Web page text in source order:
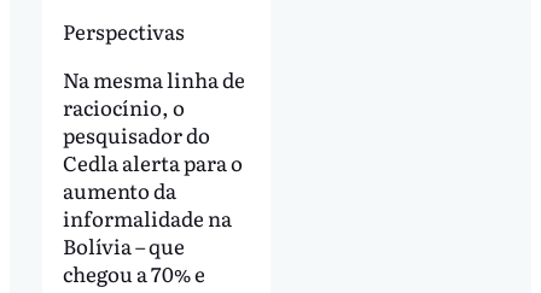
Perspectivas
Na mesma linha de
raciocínio, o
pesquisador do
Cedla alerta para o
aumento da
informalidade na
Bolívia – que
chegou a 70% e